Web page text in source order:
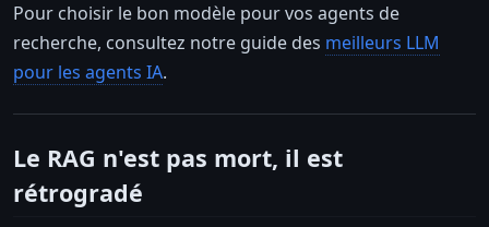
Pour choisir le bon modèle pour vos agents de
recherche, consultez notre guide des meilleurs LLM
pour les agents IA.
Le RAG n'est pas mort, il est
rétrogradé